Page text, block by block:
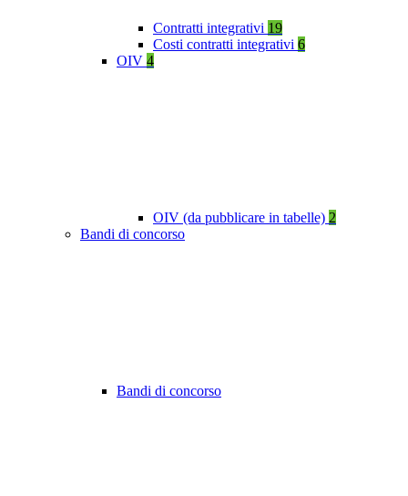
Contratti integrativi 19
Costi contratti integrativi 6
OIV 4
OIV (da pubblicare in tabelle) 2
Bandi di concorso
Bandi di concorso